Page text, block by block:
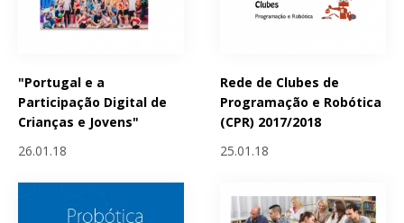
"Portugal e a
Participação Digital de
Crianças e Jovens"
26.01.18
Rede de Clubes de
Programação e Robótica
(CPR) 2017/2018
25.01.18